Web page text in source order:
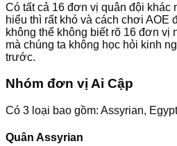
Có tất cả 16 đơn vị quân đội khác
hiểu thì rất khó và cách chơi AOE
không thể không biết rõ 16 đơn vị
mà chúng ta không học hỏi kinh
trước.
Nhóm đơn vị Ai Cập
Có 3 loại bao gồm: Assyrian,
Quân Assyrian